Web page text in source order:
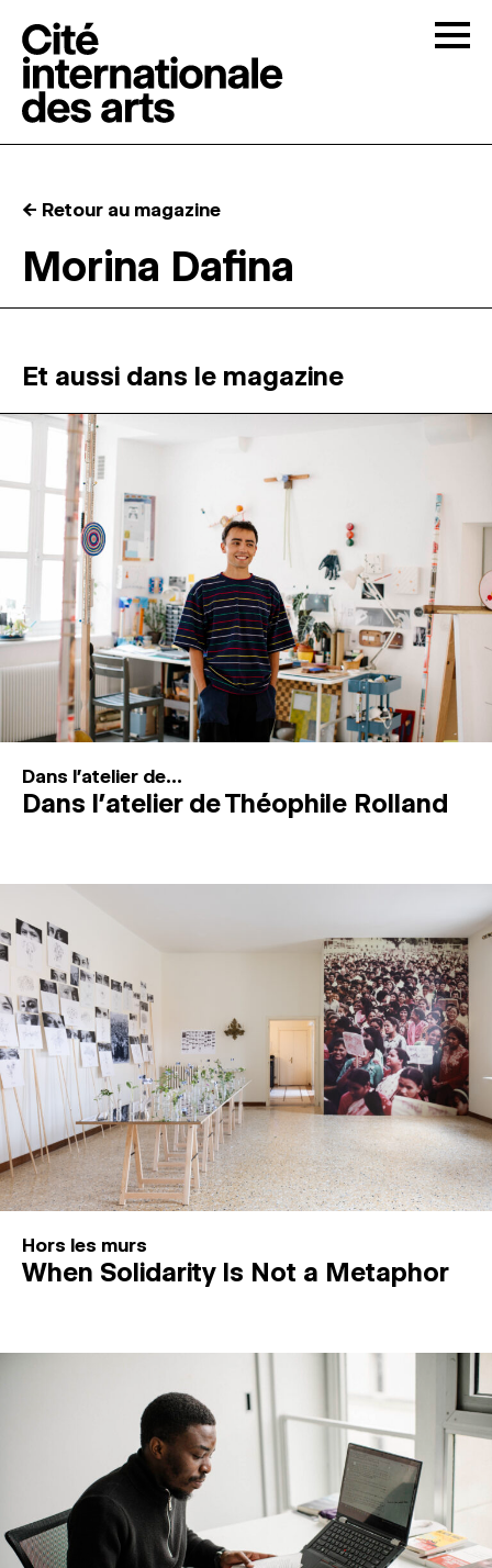
RÉSIDENCES ↓
ATELIERS OUVERTS
PROGRAMMATION
MAGAZINE
ESPACES DE PRATIQUE ARTISTIQUE ↓
Recherche
Connexion
← Retour au magazine
Morina Dafina
Et aussi dans le magazine
Dans l'atelier de...
Dans l’atelier de Théophile Rolland
Hors les murs
When Solidarity Is Not a Metaphor